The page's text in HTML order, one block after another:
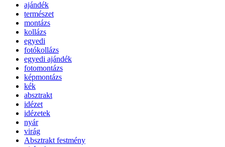
ajándék
természet
montázs
kollázs
egyedi
fotókollázs
egyedi ajándék
fotomontázs
képmontázs
kék
absztrakt
idézet
idézetek
nyár
virág
Absztrakt festmény